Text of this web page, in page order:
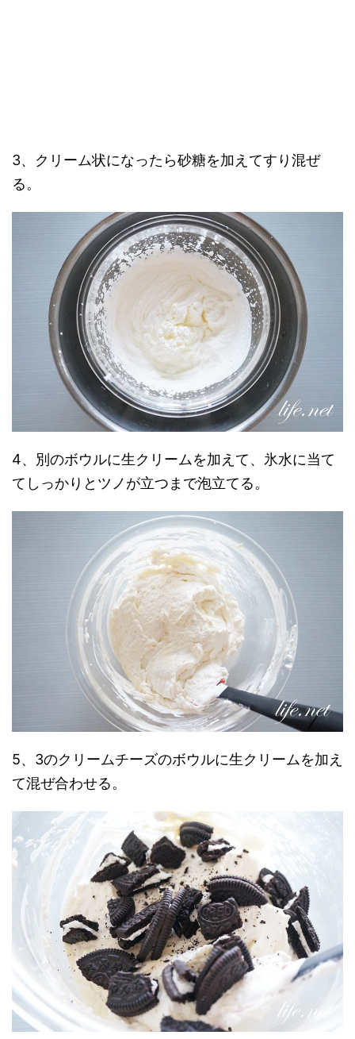
3、クリーム状になったら砂糖を加えてすり混ぜ
る。
4、別のボウルに生クリームを加えて、氷水に当て
てしっかりとツノが立つまで泡立てる。
5、3のクリームチーズのボウルに生クリームを加え
て混ぜ合わせる。